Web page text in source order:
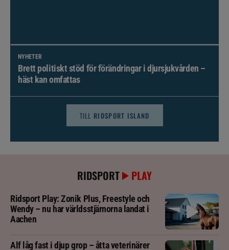
NYHETER
Brett politiskt stöd för förändringar i djursjukvården –
häst kan omfattas
TILL RIDSPORT ISLAND
RIDSPORT PLAY
Ridsport Play: Zonik Plus, Freestyle och
Wendy – nu har världsstjärnorna landat i
Aachen
Alf låg fast i djup grop – åtta veterinärer